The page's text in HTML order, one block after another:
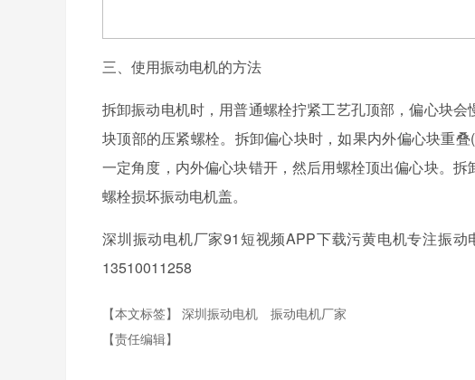
三、使用振动电机的方法
拆卸振动电机时，用普通螺栓拧紧工艺孔顶部，偏心块
块顶部的压紧螺栓。拆卸偏心块时，如果内外偏心块重
一定角度，内外偏心块错开，然后用螺栓顶出偏心块。
螺栓损坏振动电机盖。
深圳振动电机厂家91短视频APP下载污黄电机专注振
13510011258
【本文标签】 深圳振动电机
振动电机厂家
【责任编辑】